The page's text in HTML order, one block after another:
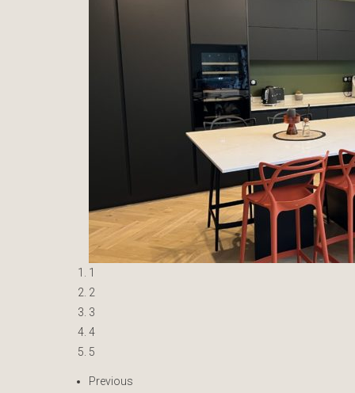
1
2
3
4
5
Previous